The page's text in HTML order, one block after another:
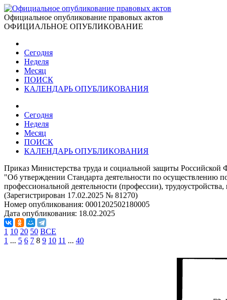
Официальное опубликование правовых актов
ОФИЦИАЛЬНОЕ ОПУБЛИКОВАНИЕ
Сегодня
Неделя
Месяц
ПОИСК
КАЛЕНДАРЬ ОПУБЛИКОВАНИЯ
Сегодня
Неделя
Месяц
ПОИСК
КАЛЕНДАРЬ ОПУБЛИКОВАНИЯ
Приказ Министерства труда и социальной защиты
"Об утверждении Стандарта деятельности по осуществлению
профессиональной деятельности (профессии),
(Зарегистрирован 17.02.2025 № 81270)
Номер опубликования: 0001202502180005
Дата опубликования: 18.02.2025
1 10 20 50 ВСЕ
1 ... 5 6 7 8 9 10 11 ... 40